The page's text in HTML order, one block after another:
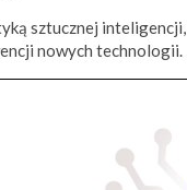
sztucznej
nowych technologii.